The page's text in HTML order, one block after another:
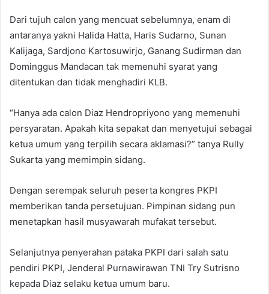
Dari tujuh calon yang mencuat sebelumnya, enam di
antaranya yakni Halida Hatta, Haris Sudarno, Sunan
Kalijaga, Sardjono Kartosuwirjo, Ganang Sudirman dan
Dominggus Mandacan tak memenuhi syarat yang
ditentukan dan tidak menghadiri KLB.
“Hanya ada calon Diaz Hendropriyono yang memenuhi
persyaratan. Apakah kita sepakat dan menyetujui sebagai
ketua umum yang terpilih secara aklamasi?” tanya Rully
Sukarta yang memimpin sidang.
Dengan serempak seluruh peserta kongres PKPI
memberikan tanda persetujuan. Pimpinan sidang pun
menetapkan hasil musyawarah mufakat tersebut.
Selanjutnya penyerahan pataka PKPI dari salah satu
pendiri PKPI, Jenderal Purnawirawan TNI Try Sutrisno
kepada Diaz selaku ketua umum baru.